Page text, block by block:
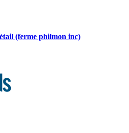
(ferme philmon inc)